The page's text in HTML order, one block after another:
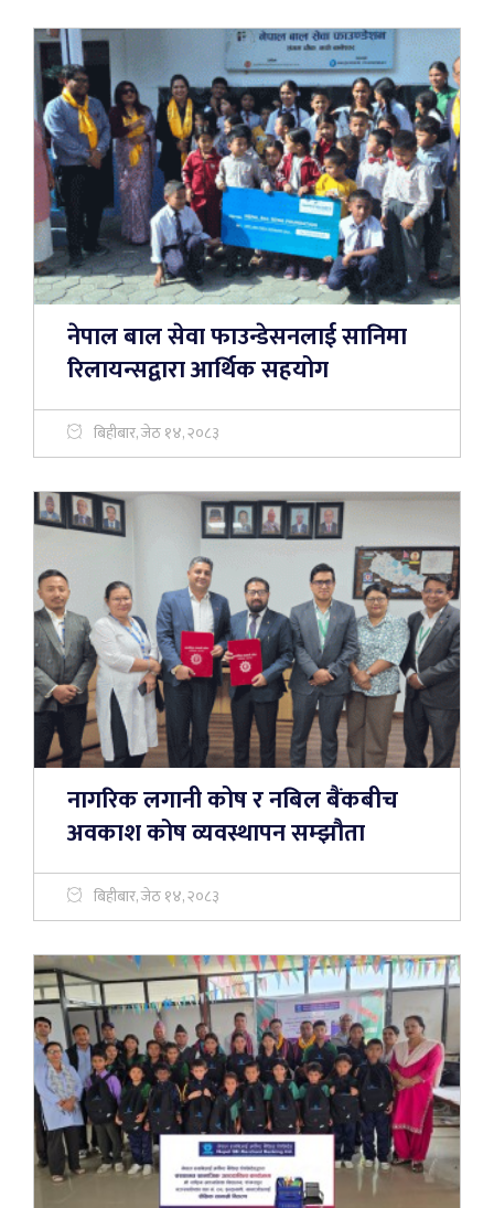
नेपाल बाल सेवा फाउन्डेसनलाई सानिमा
रिलायन्सद्वारा आर्थिक सहयोग
बिहीबार, जेठ १४, २०८३
नागरिक लगानी कोष र नबिल बैंकबीच
अवकाश कोष व्यवस्थापन सम्झौता
बिहीबार, जेठ १४, २०८३